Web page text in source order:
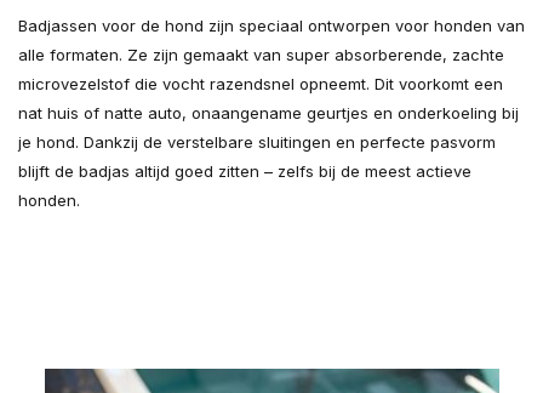
Badjassen voor de hond zijn speciaal ontworpen voor honden van
alle formaten. Ze zijn gemaakt van super absorberende, zachte
microvezelstof die vocht razendsnel opneemt. Dit voorkomt een
nat huis of natte auto, onaangename geurtjes en onderkoeling bij
je hond. Dankzij de verstelbare sluitingen en perfecte pasvorm
blijft de badjas altijd goed zitten – zelfs bij de meest actieve
honden.